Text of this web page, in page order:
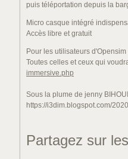
puis téléportation depuis la
Micro casque intégré
Accès libre et gratuit
Pour les utilisateurs
Toutes celles et ceux qui
immersive.php
Sous la plume de jenny
https://i3dim.blogspot.com/
Partagez sur